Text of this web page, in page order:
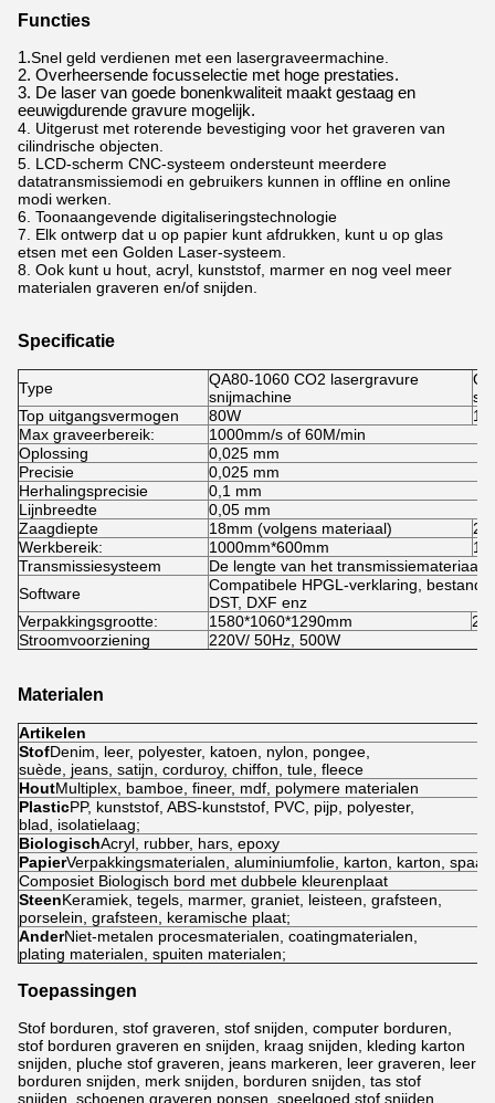
Functies
1.Snel geld verdienen met een lasergraveermachine.
2. Overheersende focusselectie met hoge prestaties.
3. De laser van goede bonenkwaliteit maakt gestaag en
eeuwigdurende gravure mogelijk.
4. Uitgerust met roterende bevestiging voor het graveren van
cilindrische objecten.
5. LCD-scherm CNC-systeem ondersteunt meerdere
datatransmissiemodi en gebruikers kunnen in offline en online
modi werken.
6. Toonaangevende digitaliseringstechnologie
7. Elk ontwerp dat u op papier kunt afdrukken, kunt u op glas
etsen met een Golden Laser-systeem.
8. Ook kunt u hout, acryl, kunststof, marmer en nog veel meer
materialen graveren en/of snijden.
Specificatie
Type
QA80-1060 CO2 lasergravure
snijmachine
Top uitgangsvermogen
80W
Max graveerbereik:
1000mm/s of 60M/min
Oplossing
0,025 mm
Precisie
0,025 mm
Herhalingsprecisie
0,1 mm
Lijnbreedte
0,05 mm
Zaagdiepte
18mm (volgens materiaal)
Werkbereik:
1000mm*600mm
Transmissiesysteem
De lengte van het transmissiemateriaal
Software
Compatibele HPGL-verklaring,
DST, DXF enz
Verpakkingsgrootte:
1580*1060*1290mm
Stroomvoorziening
220V/ 50Hz, 500W
Materialen
Artikelen
StofDenim, leer, polyester, katoen, nylon, pongee,
suède, jeans, satijn, corduroy, chiffon, tule, fleece
HoutMultiplex, bamboe, fineer, mdf, polymere materialen
PlasticPP, kunststof, ABS-kunststof, PVC, pijp, polyester,
blad, isolatielaag;
BiologischAcryl, rubber, hars, epoxy
PapierVerpakkingsmaterialen, aluminiumfolie, karton, karton,
Composiet Biologisch bord met dubbele kleurenplaat
SteenKeramiek, tegels, marmer, graniet, leisteen, grafsteen,
porselein, grafsteen, keramische plaat;
AnderNiet-metalen procesmaterialen, coatingmaterialen,
plating materialen, spuiten materialen;
Toepassingen
Stof borduren, stof graveren, stof snijden, computer borduren,
stof borduren graveren en snijden, kraag snijden, kleding karton
snijden, pluche stof graveren, jeans markeren, leer graveren, leer
borduren snijden, merk snijden, borduren snijden, tas stof
snijden, schoenen graveren ponsen, speelgoed stof snijden,